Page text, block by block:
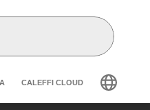
CALEFFI CLOUD